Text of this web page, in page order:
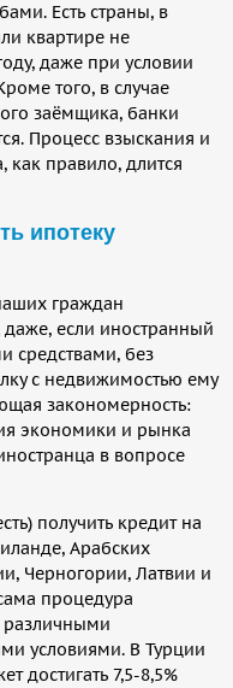
Есть страны, в
квартире не
даже при условии
того, в случае
заёмщика, банки
Процесс взыскания и
как правило, длится
ипотеку
граждан
даже, если иностранный
средствами, без
с недвижимостью ему
закономерность:
экономики и рынка
в вопросе
получить кредит на
Арабских
Черногории, Латвии и
процедура
различными
условиями. В Турции
достигать 7,5-8,5%